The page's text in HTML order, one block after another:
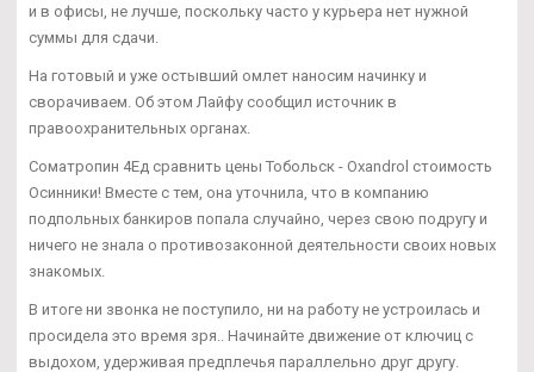
и в офисы, не лучше, поскольку часто у курьера нет нужной
суммы для сдачи.
На готовый и уже остывший омлет наносим начинку и
сворачиваем. Об этом Лайфу сообщил источник в
правоохранительных органах.
Cоматропин 4Ед сравнить цены Тобольск - Oxandrol стоимость
Осинники! Вместе с тем, она уточнила, что в компанию
подпольных банкиров попала случайно, через свою подругу и
ничего не знала о противозаконной деятельности своих новых
знакомых.
В итоге ни звонка не поступило, ни на работу не устроилась и
просидела это время зря.. Начинайте движение от ключиц с
выдохом, удерживая предплечья параллельно друг другу.